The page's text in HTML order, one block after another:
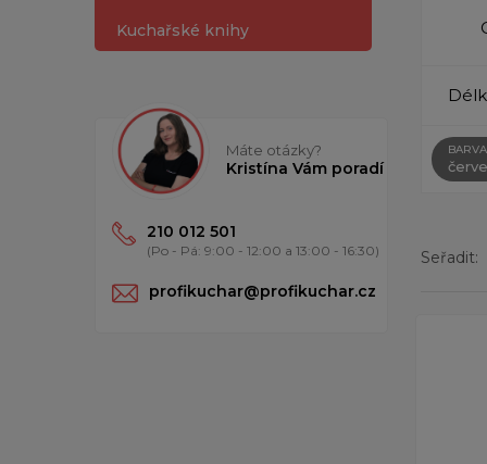
Kuchařské knihy
Máte otázky?
Kristína Vám poradí
210 012 501
(Po - Pá: 9:00 - 12:00 a 13:00 - 16:30)
profikuchar@profikuchar.cz
BARVA
Seřadit: